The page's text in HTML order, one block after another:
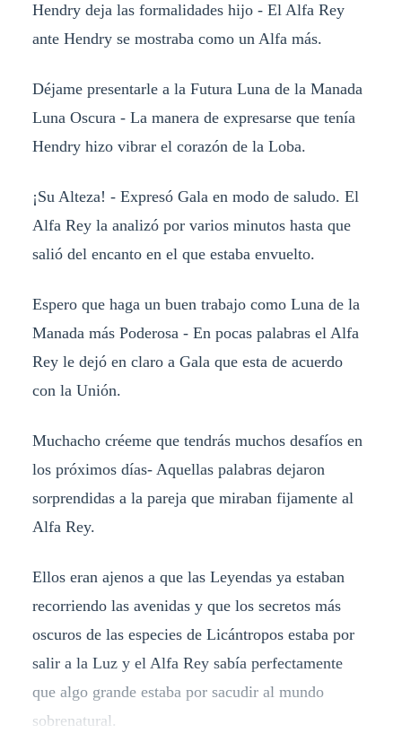
Hendry deja las formalidades hijo - El Alfa Rey
ante Hendry se mostraba como un Alfa más.
Déjame presentarle a la Futura Luna de la Manada
Luna Oscura - La manera de expresarse que tenía
Hendry hizo vibrar el corazón de la Loba.
¡Su Alteza! - Expresó Gala en modo de saludo. El
Alfa Rey la analizó por varios minutos hasta que
salió del encanto en el que estaba envuelto.
Espero que haga un buen trabajo como Luna de la
Manada más Poderosa - En pocas palabras el Alfa
Rey le dejó en claro a Gala que esta de acuerdo
con la Unión.
Muchacho créeme que tendrás muchos desafíos en
los próximos días- Aquellas palabras dejaron
sorprendidas a la pareja que miraban fijamente al
Alfa Rey.
Ellos eran ajenos a que las Leyendas ya estaban
recorriendo las avenidas y que los secretos más
oscuros de las especies de Licántropos estaba por
salir a la Luz y el Alfa Rey sabía perfectamente
que algo grande estaba por sacudir al mundo
sobrenatural.